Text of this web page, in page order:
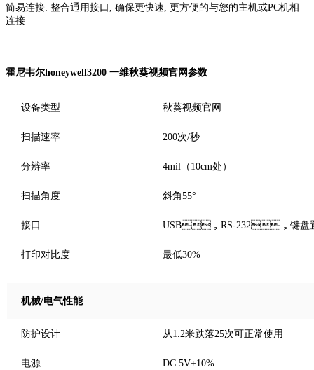
简易连接: 整合通用接口, 确保更快速, 更方便的与您的主机或PC机相
连接
霍尼韦尔honeywell3200 一维秋葵视频官网参数
设备类型 秋葵视频官网
扫描速率 200次/秒
分辨率 4mil（10cm处）
扫描角度 斜角55°
接口 USB，RS-232，键盘
打印对比度 最低30%
机械/电气性能
防护设计 从1.2米跌落25次可正常使用
电源 DC 5V±10%